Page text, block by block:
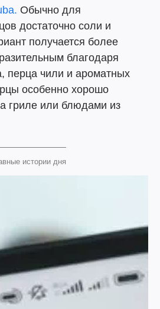
Обычно для
достаточно соли и
получается более
благодаря
перца чили и ароматных
особенно хорошо
гриле или блюдами из
истории дня